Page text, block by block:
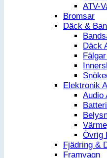
ATV-
Bromsar
Däck &
Däck
Elektronik
Audio
Övrig
Fjädring &
Framvagn